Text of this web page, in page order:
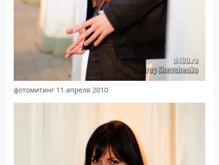
фотомитинг 11 апреля 2010